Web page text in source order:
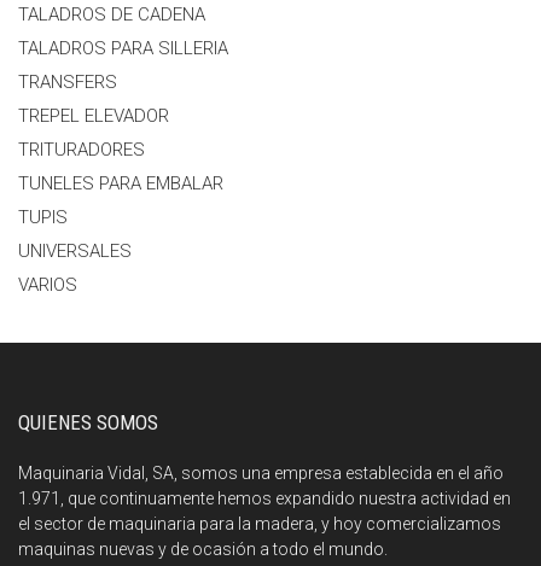
TALADROS DE CADENA
TALADROS PARA SILLERIA
TRANSFERS
TREPEL ELEVADOR
TRITURADORES
TUNELES PARA EMBALAR
TUPIS
UNIVERSALES
VARIOS
QUIENES SOMOS
Maquinaria Vidal, SA, somos una empresa establecida en el año
1.971, que continuamente hemos expandido nuestra actividad en
el sector de maquinaria para la madera, y hoy comercializamos
maquinas nuevas y de ocasión a todo el mundo.